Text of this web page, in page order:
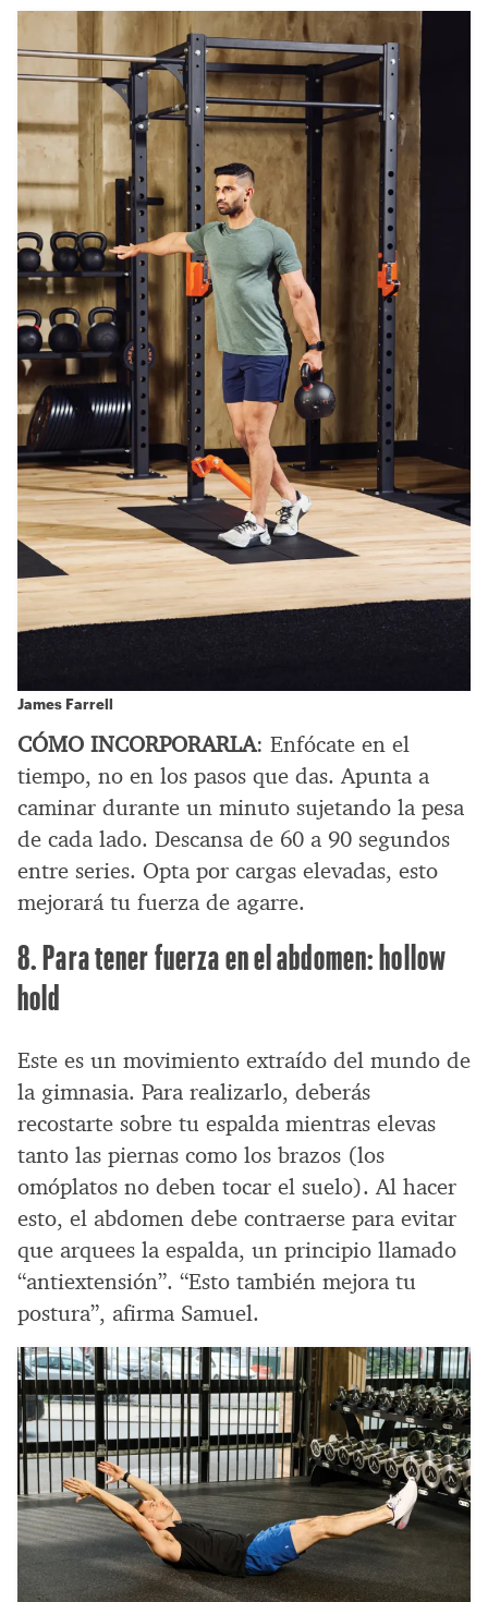
James Farrell
CÓMO INCORPORARLA: Enfócate en el
tiempo, no en los pasos que das. Apunta a
caminar durante un minuto sujetando la pesa
de cada lado. Descansa de 60 a 90 segundos
entre series. Opta por cargas elevadas, esto
mejorará tu fuerza de agarre.
8. Para tener fuerza en el abdomen: hollow
hold
Este es un movimiento extraído del mundo de
la gimnasia. Para realizarlo, deberás
recostarte sobre tu espalda mientras elevas
tanto las piernas como los brazos (los
omóplatos no deben tocar el suelo). Al hacer
esto, el abdomen debe contraerse para evitar
que arquees la espalda, un principio llamado
“antiextensión”. “Esto también mejora tu
postura”, afirma Samuel.